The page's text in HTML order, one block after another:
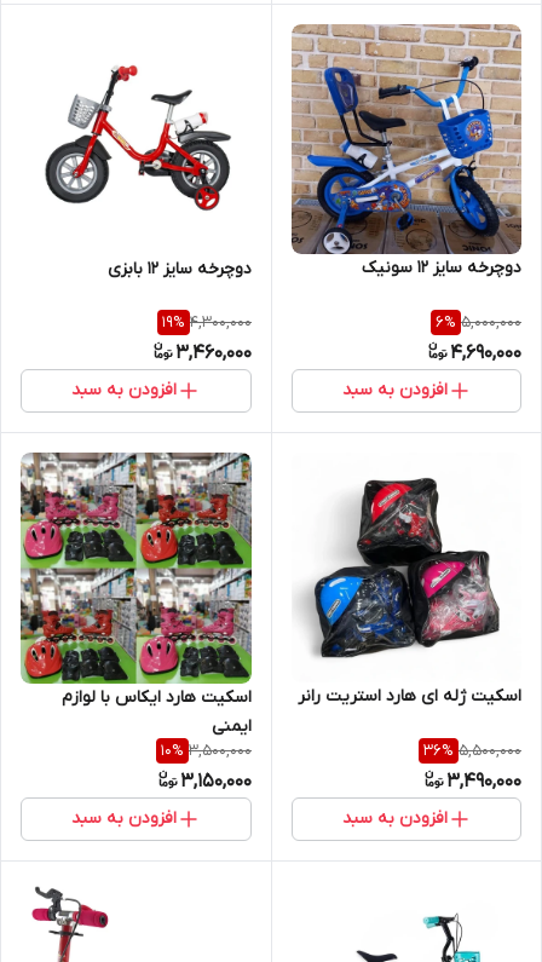
دوچرخه سایز 12 سونیک
5,000,000
6%
4,690,000
افزودن به سبد
دوچرخه سایز 12 بابزی
4,300,000
19%
3,460,000
افزودن به سبد
اسکیت ژله ای هارد استریت رانر
5,500,000
36%
3,490,000
افزودن به سبد
اسکیت هارد ایکاس با لوازم
ایمنی
3,500,000
10%
3,150,000
افزودن به سبد